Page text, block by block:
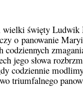
wielki święty Ludwik
o panowanie
codziennych
jego słowa
codziennie
triumfalnego